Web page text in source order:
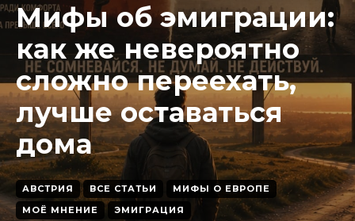
Мифы об эмиграции:
как же невероятно
сложно переехать,
лучше оставаться
дома
АВСТРИЯ ВСЕ СТАТЬИ
МИФЫ О ЕВРОПЕ
МОЁ МНЕНИЕ
ЭМИГРАЦИЯ